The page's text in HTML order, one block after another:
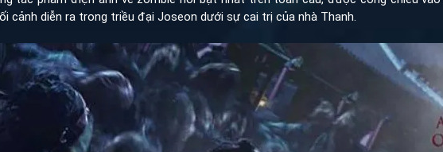
cảnh diễn ra trong triều đại Joseon dưới sự cai trị của nhà Thanh.